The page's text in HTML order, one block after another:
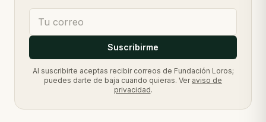
Suscribirme
Al suscribirte aceptas recibir correos de Fundación Loros;
puedes darte de baja cuando quieras. Ver aviso de
privacidad.